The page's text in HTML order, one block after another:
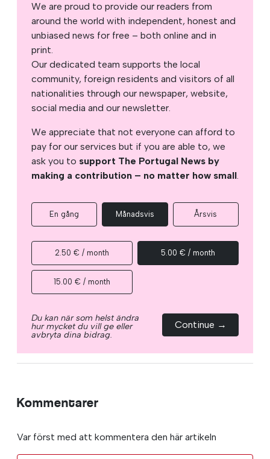
We are proud to provide our readers from
around the world with independent, honest and
unbiased news for free – both online and in
print.
Our dedicated team supports the local
community, foreign residents and visitors of all
nationalities through our newspaper, website,
social media and our newsletter.
We appreciate that not everyone can afford to
pay for our services but if you are able to, we
ask you to support The Portugal News by
making a contribution – no matter how small.
En gång Månadsvis Årsvis
2.50 € / month 5.00 € / month
15.00 € / month
Du kan när som helst ändra
hur mycket du vill ge eller
avbryta dina bidrag.
Continue →
Kommentarer
Var först med att kommentera den här artikeln